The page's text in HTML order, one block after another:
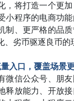
，将打造一个更
小程序的电商功
制、更严格的品
、劣币驱逐良币的
入口，覆盖场景
微信公众号、朋
释放能力、开放